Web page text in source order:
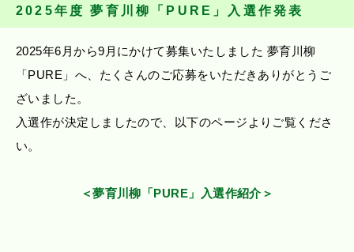
2025年度 夢育川柳「PURE」入選作発表
2025年6月から9月にかけて募集いたしました 夢育川柳
「PURE」へ、たくさんのご応募をいただきありがとうご
ざいました。
入選作が決定しましたので、以下のページよりご覧くださ
い。
＜夢育川柳「PURE」入選作紹介＞